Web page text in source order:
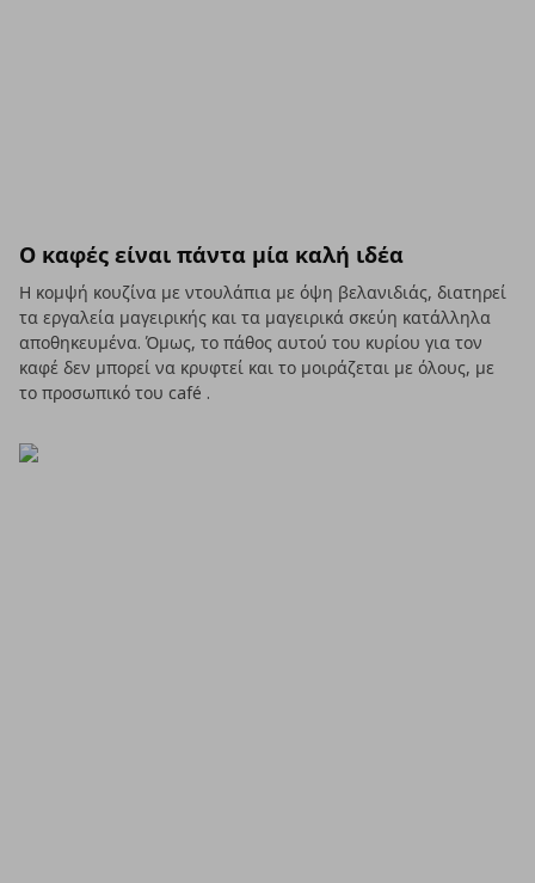
Ο καφές είναι πάντα μία καλή ιδέα
Η κομψή κουζίνα με ντουλάπια με όψη βελανιδιάς, διατηρεί
τα εργαλεία μαγειρικής και τα μαγειρικά σκεύη κατάλληλα
αποθηκευμένα. Όμως, το πάθος αυτού του κυρίου για τον
καφέ δεν μπορεί να κρυφτεί και το μοιράζεται με όλους, με
το προσωπικό του café .